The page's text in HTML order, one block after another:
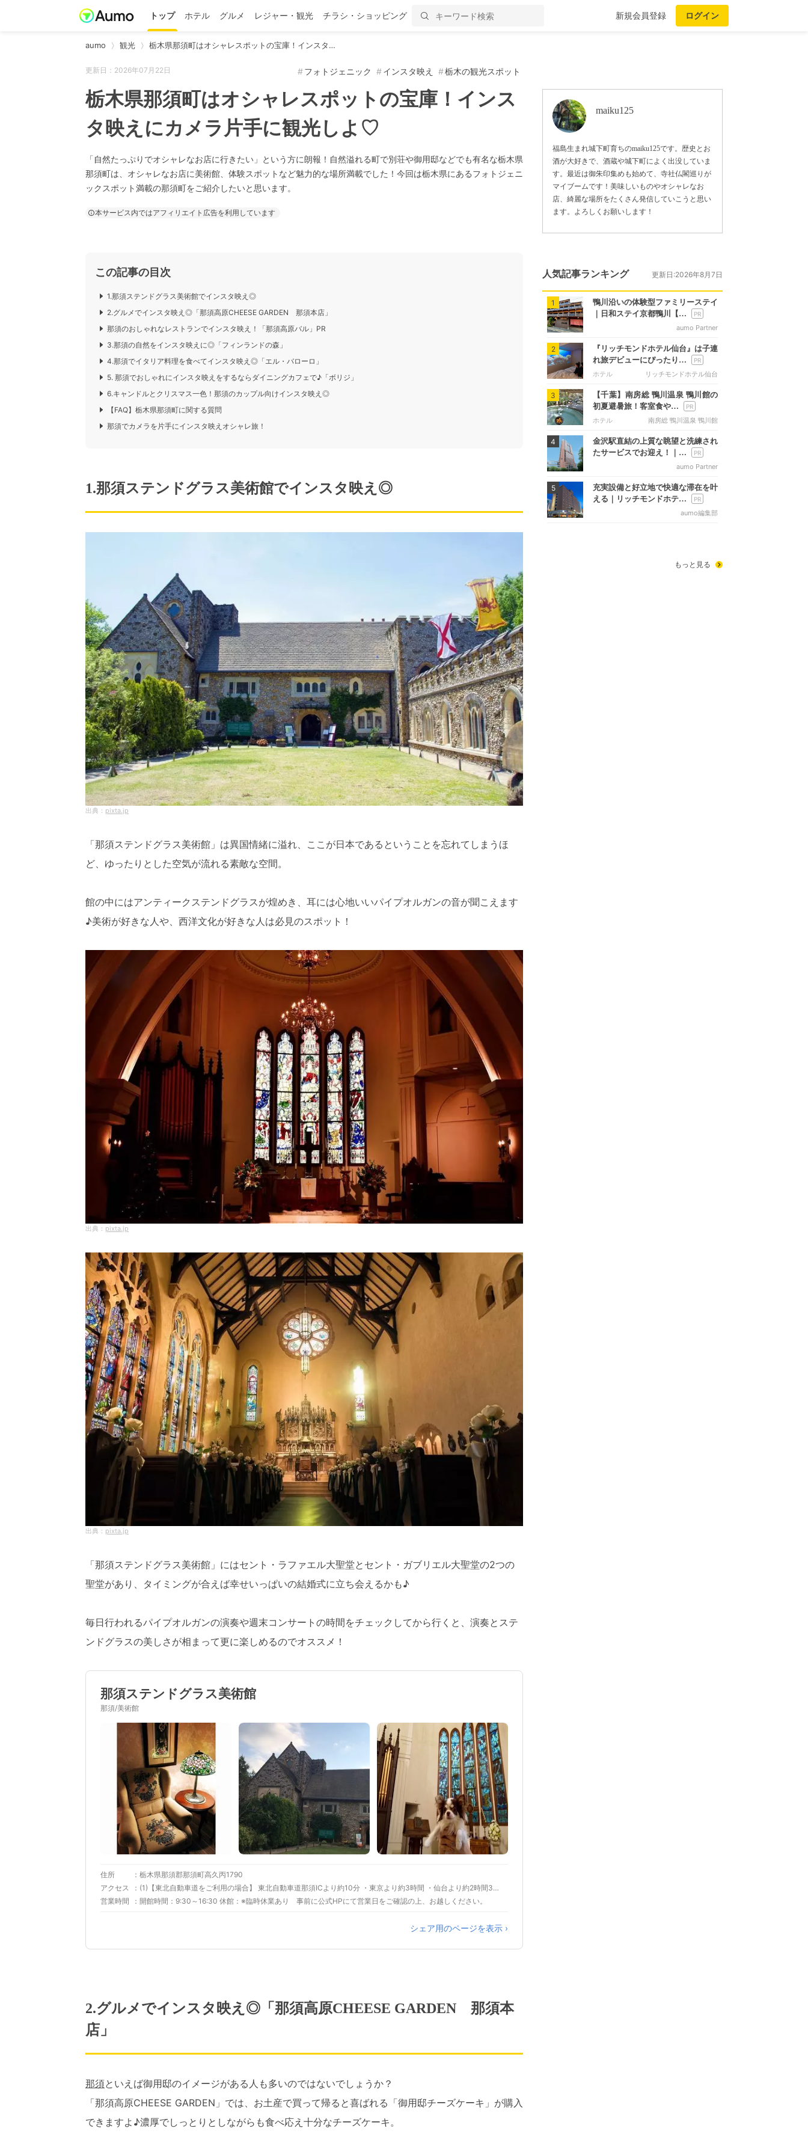
トップ ホテル グルメ レジャー・観光 チラシ・ショッピング 新規会員登録 ログイン
aumo 観光 栃木県那須町はオシャレスポットの宝庫！インスタ…
更新日：2026年07月22日 フォトジェニック インスタ映え 栃木の観光スポット
栃木県那須町はオシャレスポットの宝庫！インス
タ映えにカメラ片手に観光しよ♡
「自然たっぷりでオシャレなお店に行きたい」という方に朗報！自然溢れる町で別荘や御用邸などでも有名な栃木県
那須町は、オシャレなお店に美術館、体験スポットなど魅力的な場所満載でした！今回は栃木県にあるフォトジェニ
ックスポット満載の那須町をご紹介したいと思います。
本サービス内ではアフィリエイト広告を利用しています
この記事の目次
1.那須ステンドグラス美術館でインスタ映え◎
2.グルメでインスタ映え◎「那須高原CHEESE GARDEN 那須本店」
那須のおしゃれなレストランでインスタ映え！「那須高原バル」PR
3.那須の自然をインスタ映えに◎「フィンランドの森」
4.那須でイタリア料理を食べてインスタ映え◎「エル・バローロ」
5. 那須でおしゃれにインスタ映えをするならダイニングカフェで♪「ボリジ」
6.キャンドルとクリスマス一色！那須のカップル向けインスタ映え◎
【FAQ】栃木県那須町に関する質問
那須でカメラを片手にインスタ映えオシャレ旅！
1.那須ステンドグラス美術館でインスタ映え◎
pixta.jp
「那須ステンドグラス美術館」は異国情緒に溢れ、ここが日本であるということを忘れてしまうほ
ど、ゆったりとした空気が流れる素敵な空間。
館の中にはアンティークステンドグラスが煌めき、耳には心地いいパイプオルガンの音が聞こえます
♪美術が好きな人や、西洋文化が好きな人は必見のスポット！
pixta.jp
pixta.jp
「那須ステンドグラス美術館」にはセント・ラファエル大聖堂とセント・ガブリエル大聖堂の2つの
聖堂があり、タイミングが合えば幸せいっぱいの結婚式に立ち会えるかも♪
毎日行われるパイプオルガンの演奏や週末コンサートの時間をチェックしてから行くと、演奏とステ
ンドグラスの美しさが相まって更に楽しめるのでオススメ！
那須ステンドグラス美術館
那須/美術館
住所
栃木県那須郡那須町高久丙1790
アクセス
(1)【東北自動車道をご利用の場合】 東北自動車道那須ICより約10分 ・東京より約3時間 ・仙台より約2時間30分
営業時間
開館時間：9:30～16:30 休館：※臨時休業あり 事前に公式HPにて営業日をご確認の上、お越しください。
シェア用のページを表示 ›
2.グルメでインスタ映え◎「那須高原CHEESE GARDEN 那須本
店」
那須といえば御用邸のイメージがある人も多いのではないでしょうか？
「那須高原CHEESE GARDEN」では、お土産で買って帰ると喜ばれる「御用邸チーズケーキ」が購入
できますよ♪濃厚でしっとりとしながらも食べ応え十分なチーズケーキ。
maiku125
福島生まれ城下町育ちのmaiku125です。歴史とお
酒が大好きで、酒蔵や城下町によく出没していま
す。最近は御朱印集めも始めて、寺社仏閣巡りが
マイブームです！美味しいものやオシャレなお
店、綺麗な場所をたくさん発信していこうと思い
ます。よろしくお願いします！
人気記事ランキング 更新日:2026年8月7日
1
鴨川沿いの体験型ファミリーステイ
｜日和ステイ京都鴨川【…
aumo Partner
2
『リッチモンドホテル仙台』は子連
れ旅デビューにぴったり…
ホテル リッチモンドホテル仙台
3
【千葉】南房総 鴨川温泉 鴨川館の
初夏避暑旅！客室食や…
ホテル 南房総 鴨川温泉 鴨川館
4
金沢駅直結の上質な眺望と洗練され
たサービスでお迎え！｜…
aumo Partner
5
充実設備と好立地で快適な滞在を叶
える｜リッチモンドホテ…
aumo編集部
もっと見る